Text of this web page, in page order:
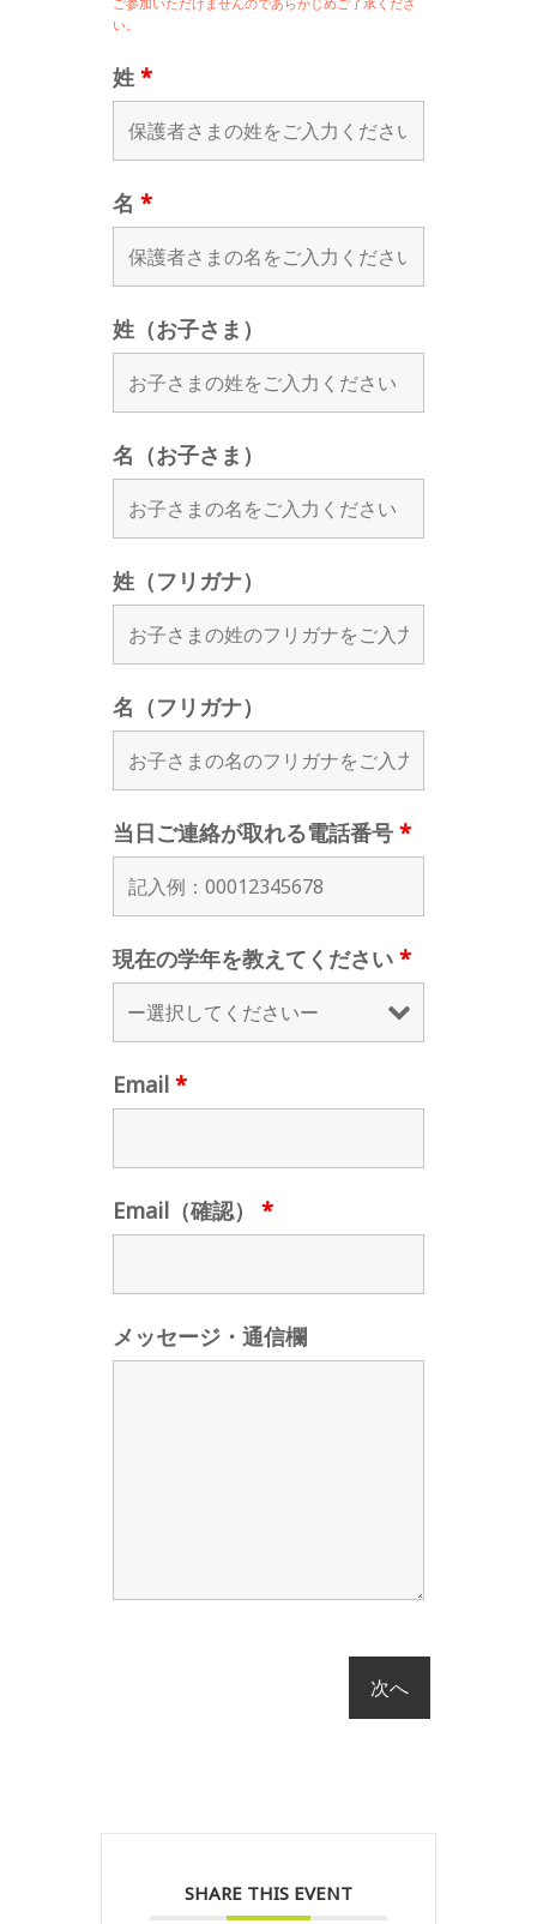
い。
姓 *
名 *
姓（お子さま）
名（お子さま）
姓（フリガナ）
名（フリガナ）
当日ご連絡が取れる電話番号 *
現在の学年を教えてください *
Email *
Email（確認） *
メッセージ・通信欄
SHARE THIS EVENT